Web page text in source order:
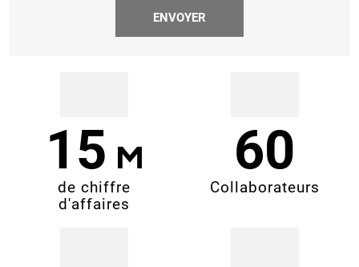
15
de chiffre
d'affaires
60
Collaborateurs